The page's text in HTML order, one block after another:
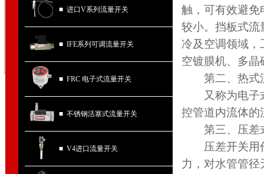
■ 进口V系列流量开关
■ IFE系列可调流量开关
■ FRC 电子式流量开关
■ 不锈钢活塞式流量开关
■ V4进口流量开关
触，可有效避免
较小。挡板式流
冷及空调领域
空镀膜机、多晶
第二、热式
又称为电子式
控管道内流体的
第三、压差
压差开关用作
力，对水管管